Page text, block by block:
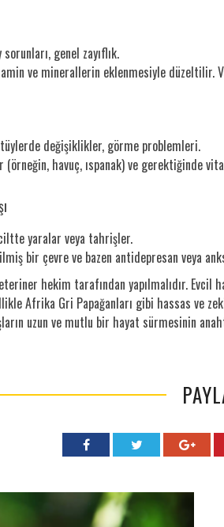
genel zayıflık.
ve minerallerin eklenmesiyle düzeltilir.
değişiklikler, görme problemleri.
(örneğin, havuç, ıspanak) ve gerektiğinde
yaralar veya tahrişler.
bir çevre ve bazen antidepresan veya
hekim tarafından yapılmalıdır. Evcil
Afrika Gri Papağanları gibi hassas ve
uzun ve mutlu bir hayat sürmesinin